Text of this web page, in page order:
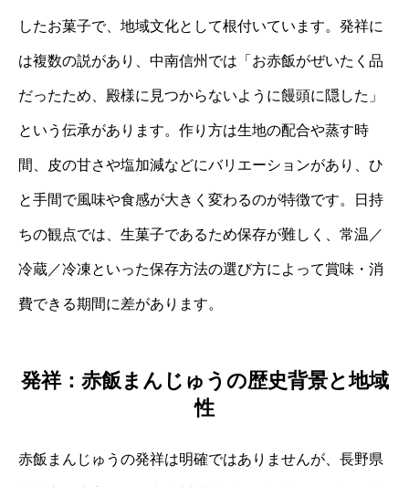
したお菓子で、地域文化として根付いています。発祥に
は複数の説があり、中南信州では「お赤飯がぜいたく品
だったため、殿様に見つからないように饅頭に隠した」
という伝承があります。作り方は生地の配合や蒸す時
間、皮の甘さや塩加減などにバリエーションがあり、ひ
と手間で風味や食感が大きく変わるのが特徴です。日持
ちの観点では、生菓子であるため保存が難しく、常温／
冷蔵／冷凍といった保存方法の選び方によって賞味・消
費できる期間に差があります。
発祥：赤飯まんじゅうの歴史背景と地域
性
赤飯まんじゅうの発祥は明確ではありませんが、長野県